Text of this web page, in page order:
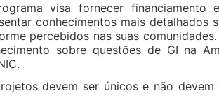
visa fornecer financiamento
conhecimentos mais detalhados
percebidos nas suas
sobre questões de GI na
devem ser únicos e não